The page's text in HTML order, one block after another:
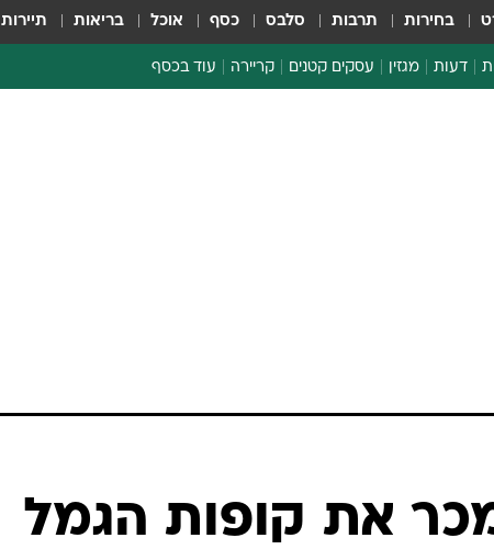
בחירות תרבות סלבס כסף אוכל בריאות תיירות
דעות מגזין עסקים קטנים קריירה עוד בכסף
את קופות הגמל